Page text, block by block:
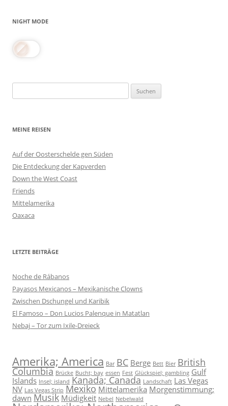
NIGHT MODE
nach:
MEINE REISEN
Auf der Oosterschelde gen Süden
Die Entdeckung der Kapverden
Down the West Coast
Friends
Mittelamerika
Oaxaca
LETZTE BEITRÄGE
Noche de Rábanos
Payasos Mexicanos – Mexikanische Clowns
Zwischen Dschungel und Karibik
El Famoso – Don Lucios Palenque in Matatlan
Nebaj – Tor zum Ixile-Dreieck
Amerika; America Bar BC Berge Bett Bier British
Columbia Brücke Bucht; bay essen Fest Glückspiel; gambling Gulf
Islands Insel; island Kanada; Canada Landschaft Las Vegas
NV Las Vegas Strip Mexiko Mittelamerika Morgenstimmung;
dawn Musik Müdigkeit Nebel Nebelwald